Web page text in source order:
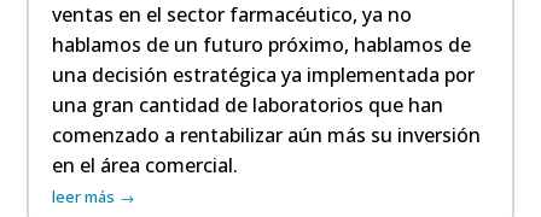
ventas en el sector farmacéutico, ya no
hablamos de un futuro próximo, hablamos de
una decisión estratégica ya implementada por
una gran cantidad de laboratorios que han
comenzado a rentabilizar aún más su inversión
en el área comercial.
leer más